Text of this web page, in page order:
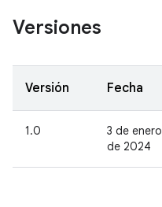
Versiones
Versión Fecha
1.0
3 de enero
de 2024